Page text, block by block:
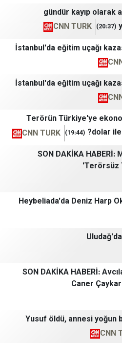
4
CNN
İstanbul'da
İstanbul'da
Terörün
CNN TURK
SON
Heybeliada'da
SON DAKİKA
Yusuf öldü,